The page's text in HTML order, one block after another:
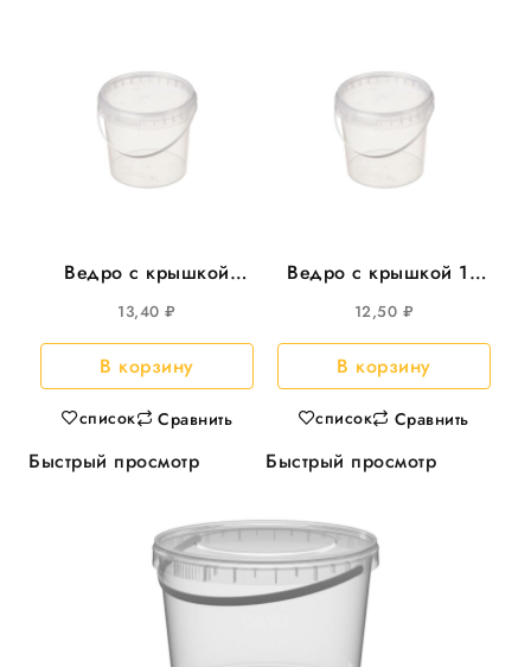
Ведро с крышкой
200шт/кор
13,40₽
В корзину
список Сравнить
Быстрый просмотр
Ведро с крышкой 1л
круглое , d=131мм
200шт/уп
12,50 ₽
В корзину
список Сравнить
Быстрый просмотр